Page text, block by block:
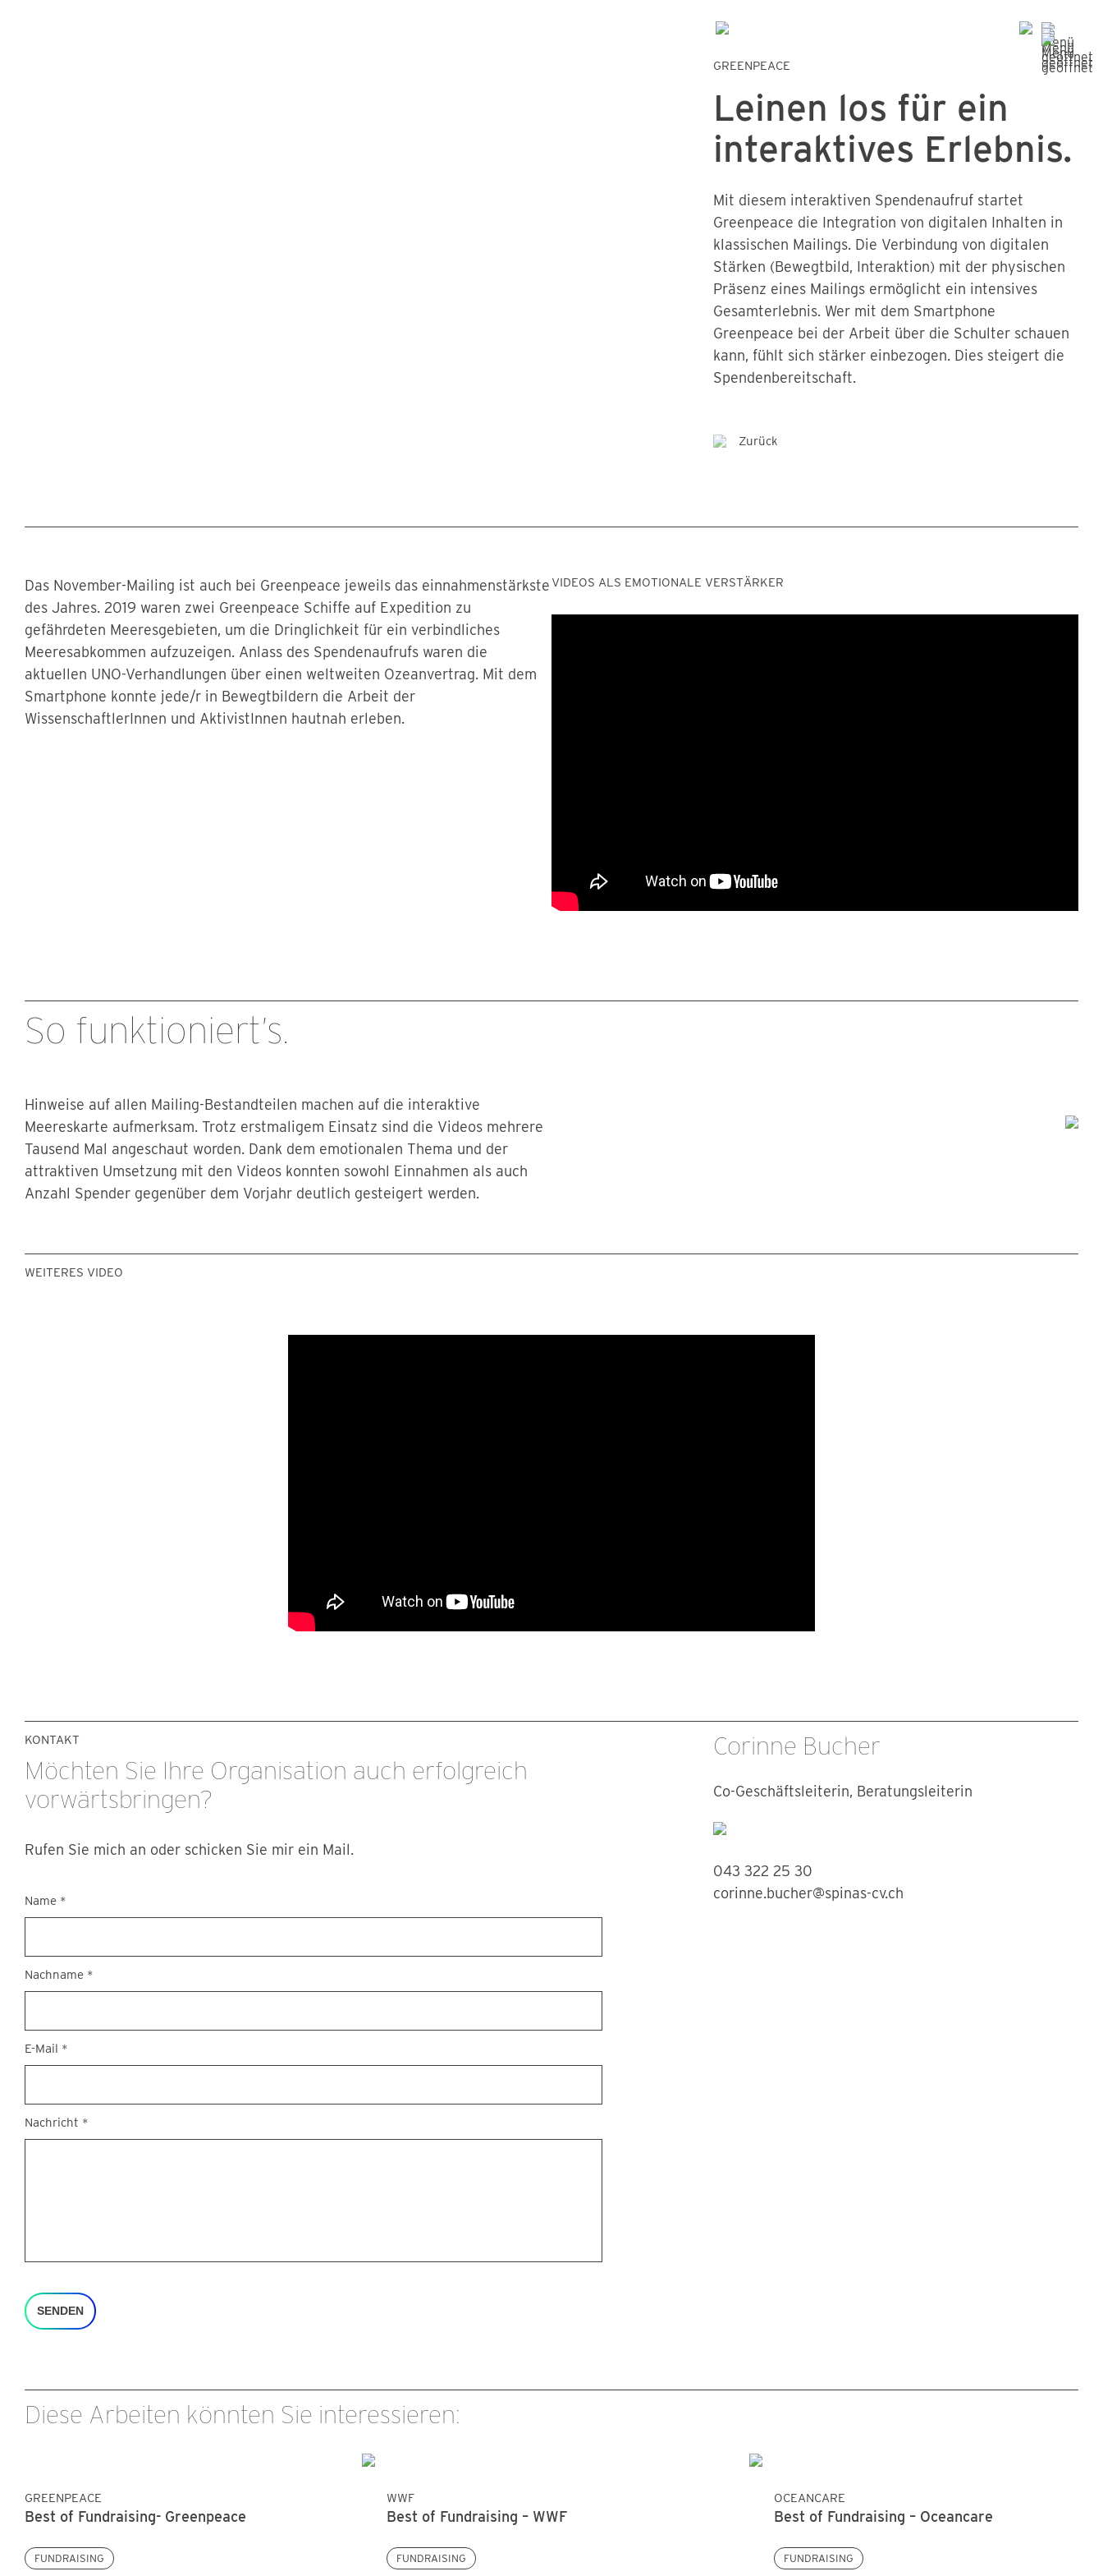
GREENPEACE
Leinen los für ein
interaktives Erlebnis.
Mit diesem interaktiven Spendenaufruf startet
Greenpeace die Integration von digitalen Inhalten in
klassischen Mailings. Die Verbindung von digitalen
Stärken (Bewegtbild, Interaktion) mit der physischen
Präsenz eines Mailings ermöglicht ein intensives
Gesamterlebnis. Wer mit dem Smartphone
Greenpeace bei der Arbeit über die Schulter schauen
kann, fühlt sich stärker einbezogen. Dies steigert die
Spendenbereitschaft.
Zurück
Das November-Mailing ist auch bei Greenpeace jeweils das einnahmenstärkste
des Jahres. 2019 waren zwei Greenpeace Schiffe auf Expedition zu
gefährdeten Meeresgebieten, um die Dringlichkeit für ein verbindliches
Meeresabkommen aufzuzeigen. Anlass des Spendenaufrufs waren die
aktuellen UNO-Verhandlungen über einen weltweiten Ozeanvertrag. Mit dem
Smartphone konnte jede/r in Bewegtbildern die Arbeit der
WissenschaftlerInnen und AktivistInnen hautnah erleben.
VIDEOS ALS EMOTIONALE VERSTÄRKER
So funktioniert’s.
Hinweise auf allen Mailing-Bestandteilen machen auf die interaktive
Meereskarte aufmerksam. Trotz erstmaligem Einsatz sind die Videos mehrere
Tausend Mal angeschaut worden. Dank dem emotionalen Thema und der
attraktiven Umsetzung mit den Videos konnten sowohl Einnahmen als auch
Anzahl Spender gegenüber dem Vorjahr deutlich gesteigert werden.
WEITERES VIDEO
KONTAKT
Möchten Sie Ihre Organisation auch erfolgreich
vorwärtsbringen?
Rufen Sie mich an oder schicken Sie mir ein Mail.
Kontakt
Name *
Nachname *
E-Mail *
Nachricht *
SENDEN
Corinne Bucher
Co-Geschäftsleiterin, Beratungsleiterin
043 322 25 30
corinne.bucher@spinas-cv.ch
Diese Arbeiten könnten Sie interessieren:
GREENPEACE
Best of Fundraising- Greenpeace
FUNDRAISING
WWF
Best of Fundraising – WWF
FUNDRAISING
OCEANCARE
Best of Fundraising – Oceancare
FUNDRAISING